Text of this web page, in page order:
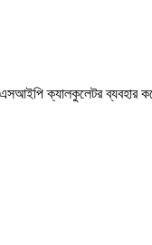
ক্যালকুলেটর ব্যবহার